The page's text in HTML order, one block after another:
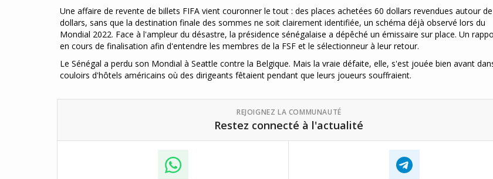
Une affaire de revente de billets FIFA vient couronner le tout : des places achetées 60 dollars revendues autour
dollars, sans que la destination finale des sommes ne soit clairement identifiée, un schéma déjà observé lors du
Mondial 2022. Face à l'ampleur du désastre, la présidence sénégalaise a dépêché un émissaire sur place. Un
en cours de finalisation afin d'entendre les membres de la FSF et le sélectionneur à leur retour.
Le Sénégal a perdu son Mondial à Seattle contre la Belgique. Mais la vraie défaite, elle, s'est jouée bien avant
couloirs d'hôtels américains où des dirigeants fêtaient pendant que leurs joueurs souffraient.
REJOIGNEZ LA COMMUNAUTÉ
Restez connecté à l'actualité